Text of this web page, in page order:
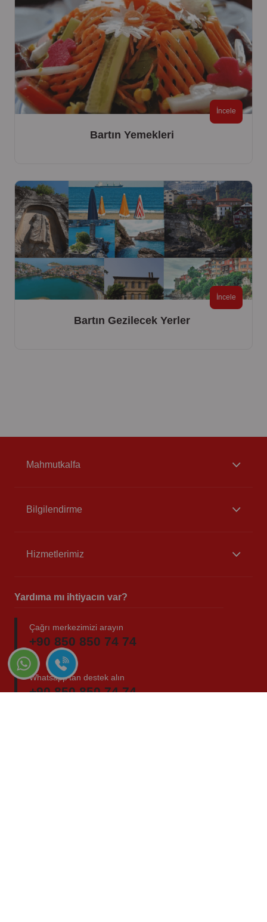
İncele
Bartın Yemekleri
İncele
Bartın Gezilecek Yerler
Mahmutkalfa
Bilgilendirme
Hizmetlerimiz
Yardıma mı ihtiyacın var?
Çağrı merkezimizi arayın
+90 850 850 74 74
Whatsapp'tan destek alın
+90 850 850 74 74